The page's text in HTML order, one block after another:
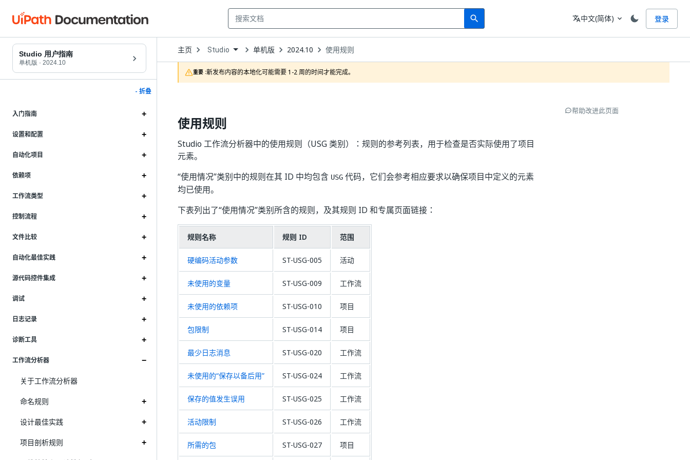
search
Search 语言
translate中文(简体) expand_more 登录
Studio 用户指南
单机版 · 2024.10
- 折叠
入门指南
设置和配置
自动化项目
依赖项
工作流类型
控制流程
文件比较
自动化最佳实践
源代码控件集成
调试
日志记录
诊断工具
工作流分析器
关于工作流分析器
命名规则
设计最佳实践
项目剖析规则
主页 Open
Dropdown
to
choose
product
Studio 单机版 2024.10 使用规则
重要 :新发布内容的本地化可能需要 1-2 周的时间才能完成。
使用规则
Studio 工作流分析器中的使用规则（USG 类别）：规则的参考列表，用于检查是否实际使用了项目
元素。
“使用情况”类别中的规则在其 ID 中均包含 USG 代码，它们会参考相应要求以确保项目中定义的元素
均已使用。
下表列出了“使用情况”类别所含的规则，及其规则 ID 和专属页面链接：
规则名称 规则 ID 范围
硬编码活动参数 ST-USG-005 活动
未使用的变量 ST-USG-009 工作流
未使用的依赖项 ST-USG-010 项目
包限制 ST-USG-014 项目
最少日志消息 ST-USG-020 工作流
未使用的“保存以备后用” ST-USG-024 工作流
保存的值发生误用 ST-USG-025 工作流
活动限制 ST-USG-026 工作流
所需的包 ST-USG-027 项目
帮助改进此页面